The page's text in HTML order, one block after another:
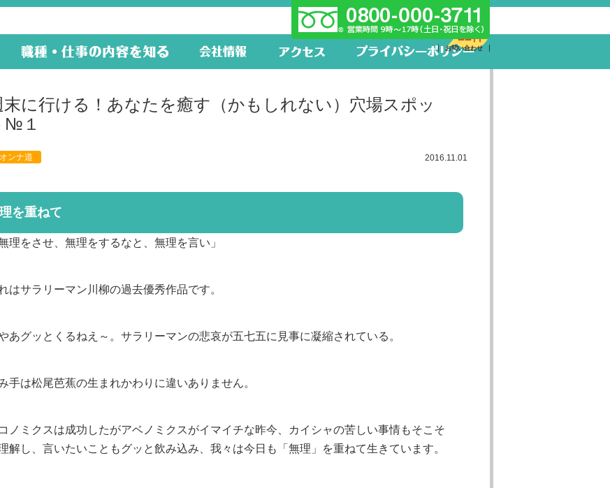
新着求人
22件
お問い合わせ
末に行ける！あなたを癒す（かもしれない）穴場スポッ
№１
ンナ道 2016.11.01
を重ねて
無理をさせ、無理をするなと、無理を言い」
はサラリーマン川柳の過去優秀作品です。
あグッとくるねえ～。サラリーマンの悲哀が五七五に見事に凝縮されている。
手は松尾芭蕉の生まれかわりに違いありません。
ノミクスは成功したがアベノミクスがイマイチな昨今、カイシャの苦しい事情もそこそ
解し、言いたいこともグッと飲み込み、我々は今日も「無理」を重ねて生きています。